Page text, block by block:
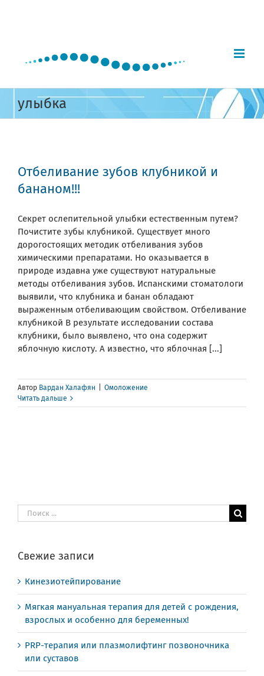
улыбка
Отбеливание зубов клубникой и
бананом!!!
Секрет ослепительной улыбки естественным путем?
Почистите зубы клубникой. Существует много
дорогостоящих методик отбеливания зубов
химическими препаратами. Но оказывается в
природе издавна уже существуют натуральные
методы отбеливания зубов. Испанскими стоматологи
выявили, что клубника и банан обладают
выраженным отбеливающим свойством. Отбеливание
клубникой В результате исследовании состава
клубники, было выявлено, что она содержит
яблочную кислоту. А известно, что яблочная [...]
Автор Вардан Халафян
Омоложение
Читать дальше
Результат
поиска:
Свежие записи
Кинезиотейпирование
Мягкая мануальная терапия для детей с рождения,
взрослых и особенно для беременных!
PRP-терапия или плазмолифтинг позвоночника
или суставов